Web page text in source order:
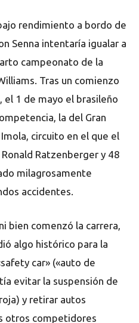
rendimiento a bordo de
Senna intentaría igualar a
campeonato de la
Tras un comienzo
el 1 de mayo el brasileño
la del Gran
circuito en el que el
Ratzenberger y 48
milagrosamente
accidentes.
bien comenzó la carrera,
algo histórico para la
car» («auto de
evitar la suspensión de
y retirar autos
otros competidores